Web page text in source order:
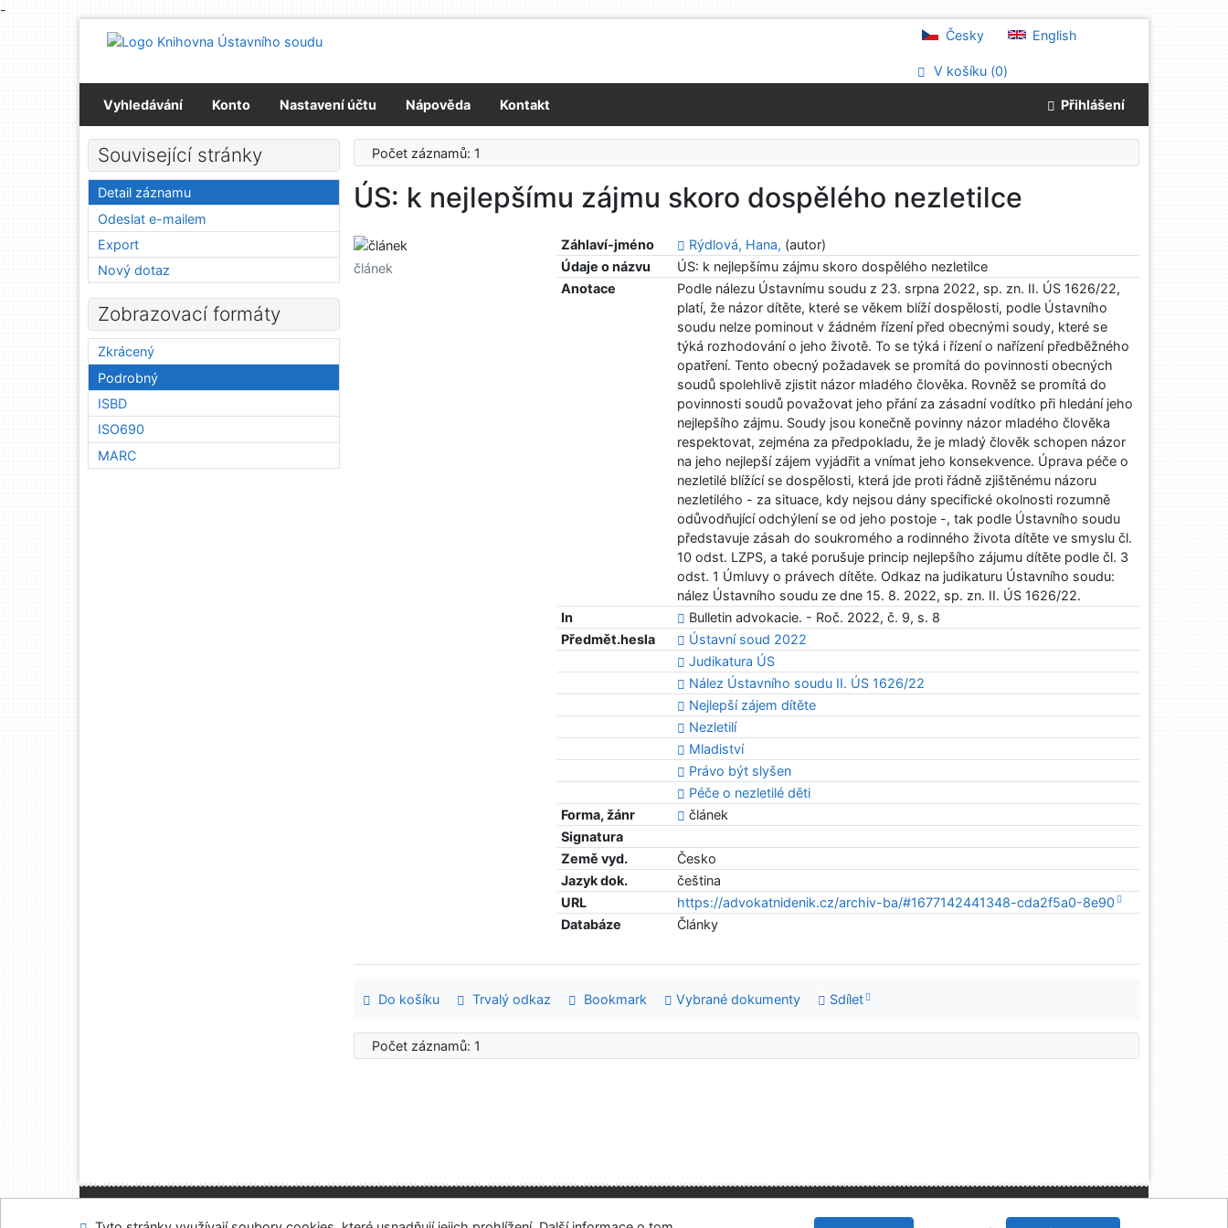
-
Přejít na menu
Česky English
V košíku (0)
Vyhledávání Konto Nastavení účtu Nápověda Kontakt Přihlášení
Počet záznamů: 1
ÚS: k nejlepšímu zájmu skoro dospělého nezletilce
Záhlaví-jméno Rýdlová, Hana, (autor)
Údaje o názvu
ÚS: k nejlepšímu zájmu skoro dospělého nezletilce
Anotace
Podle nálezu Ústavnímu soudu z 23. srpna 2022, sp. zn. II. ÚS 1626/22,
platí, že názor dítěte, které se věkem blíží dospělosti, podle Ústavního
soudu nelze pominout v žádném řízení před obecnými soudy, které se
týká rozhodování o jeho životě. To se týká i řízení o nařízení předběžného
opatření. Tento obecný požadavek se promítá do povinnosti obecných
soudů spolehlivě zjistit názor mladého člověka. Rovněž se promítá do
povinnosti soudů považovat jeho přání za zásadní vodítko při hledání jeho
nejlepšího zájmu. Soudy jsou konečně povinny názor mladého člověka
respektovat, zejména za předpokladu, že je mladý člověk schopen názor
na jeho nejlepší zájem vyjádřit a vnímat jeho konsekvence. Úprava péče o
nezletilé blížící se dospělosti, která jde proti řádně zjištěnému názoru
nezletilého - za situace, kdy nejsou dány specifické okolnosti rozumně
odůvodňující odchýlení se od jeho postoje -, tak podle Ústavního soudu
představuje zásah do soukromého a rodinného života dítěte ve smyslu čl.
10 odst. LZPS, a také porušuje princip nejlepšího zájumu dítěte podle čl. 3
odst. 1 Úmluvy o právech dítěte. Odkaz na judikaturu Ústavního soudu:
nález Ústavního soudu ze dne 15. 8. 2022, sp. zn. II. ÚS 1626/22.
In
Bulletin advokacie. - Roč. 2022, č. 9, s. 8
Předmět.hesla
Ústavní soud 2022
Judikatura ÚS
Nález Ústavního soudu II. ÚS 1626/22
Nejlepší zájem dítěte
Nezletilí
Mladiství
Právo být slyšen
Péče o nezletilé děti
Forma, žánr
článek
Signatura
Země vyd.
Česko
Jazyk dok.
čeština
URL
https://advokatnidenik.cz/archiv-ba/#1677142441348-cda2f5a0-8e90
Databáze
Články
článek
Do košíku Trvalý odkaz Bookmark Vybrané dokumenty Sdílet
Počet záznamů: 1
Související stránky
Detail záznamu
Odeslat e-mailem
Export
Nový dotaz
Zobrazovací formáty
Zkrácený
Podrobný
ISBD
ISO690
MARC